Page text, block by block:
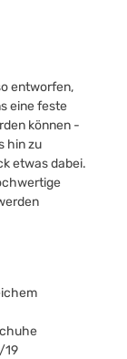
entworfen,
eine feste
können -
hin zu
etwas dabei.
19